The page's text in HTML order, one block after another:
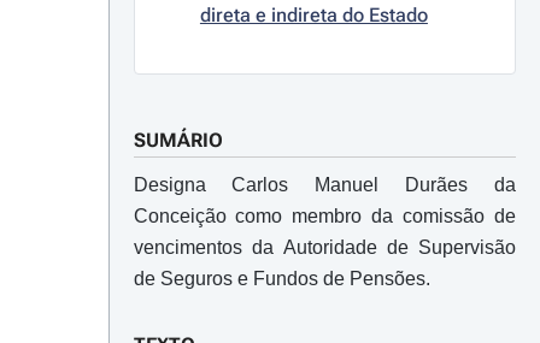
direta e indireta do Estado
SUMÁRIO
Designa Carlos Manuel Durães da
Conceição como membro da comissão de
vencimentos da Autoridade de Supervisão
de Seguros e Fundos de Pensões.